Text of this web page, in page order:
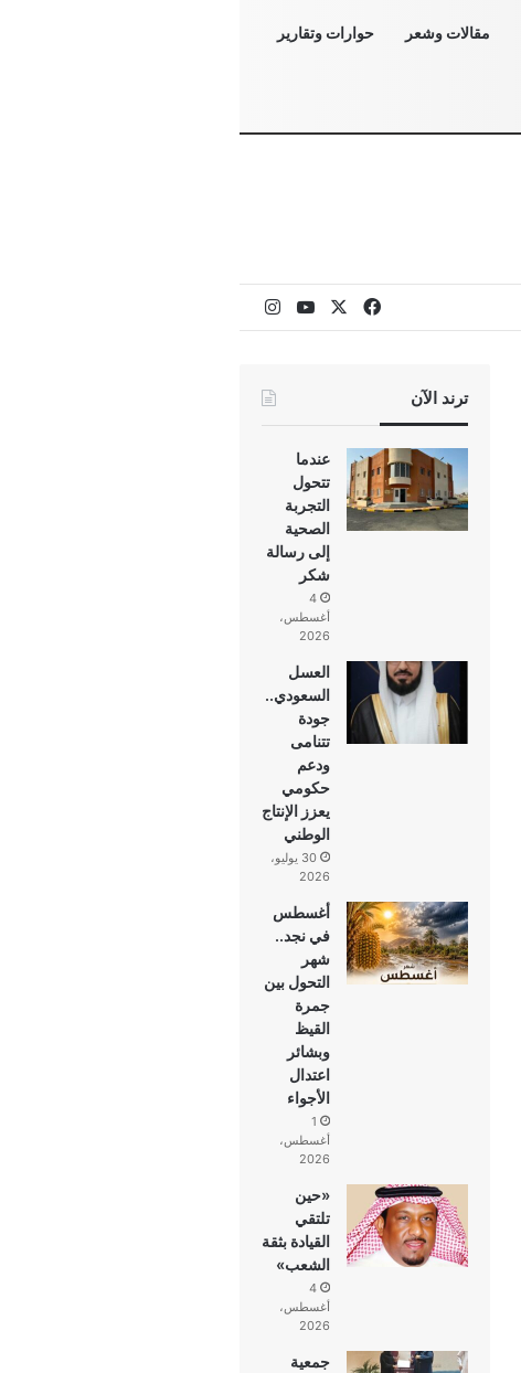
مقالات وشعر حوارات وتقارير
فيسبوك ‫YouTubeانستقرام
ترند الآن
عندما
تتحول
التجربة
الصحية
إلى رسالة
شكر
4
أغسطس،
2026
العسل
السعودي..
جودة
تتنامى
ودعم
حكومي
يعزز الإنتاج
الوطني
30 يوليو،
2026
أغسطس
في نجد..
شهر
التحول بين
جمرة
القيظ
وبشائر
اعتدال
الأجواء
1
أغسطس،
2026
«حين
تلتقي
القيادة بثقة
الشعب»
4
أغسطس،
2026
جمعية